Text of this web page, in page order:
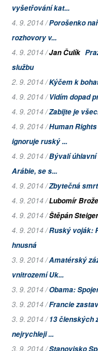
vyšetřování kat...
4. 9. 2014 /Porošenko
rozhovory v...
4. 9. 2014 /Jan Čulík
službu
2. 9. 2014 /Kýčem k
4. 9. 2014 /Vidím dopad
4. 9. 2014 /Zabijte je
4. 9. 2014 /Human
ignoruje ruský ...
4. 9. 2014 /Bývalí úhlavní
Arábie, se s...
4. 9. 2014 /Zbytečná
4. 9. 2014 /Lubomír
4. 9. 2014 /Štěpán Steiger
4. 9. 2014 /Ruský voják:
hnusná
3. 9. 2014 /Amatérský
vnitrozemí Uk...
3. 9. 2014 /Obama:
3. 9. 2014 /Francie
3. 9. 2014 /13 členských
nejrychleji ...
3. 9. 2014 /